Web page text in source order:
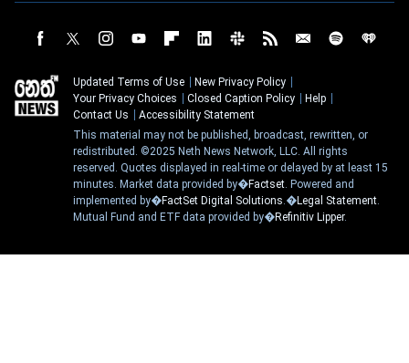
Updated Terms of Use
New Privacy Policy
Your Privacy Choices
Closed Caption Policy
Help
Contact Us
Accessibility Statement
This material may not be published, broadcast, rewritten, or
redistributed. ©2025 Neth News Network, LLC. All rights
reserved. Quotes displayed in real-time or delayed by at least 15
minutes. Market data provided by�Factset. Powered and
implemented by�FactSet Digital Solutions.�Legal Statement.
Mutual Fund and ETF data provided by�Refinitiv Lipper.